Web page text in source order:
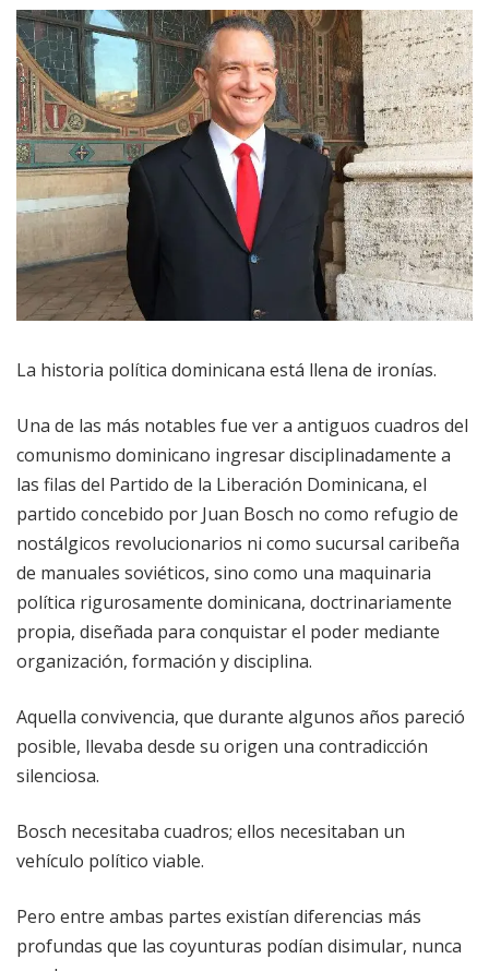
La historia política dominicana está llena de ironías.
Una de las más notables fue ver a antiguos cuadros del
comunismo dominicano ingresar disciplinadamente a
las filas del Partido de la Liberación Dominicana, el
partido concebido por Juan Bosch no como refugio de
nostálgicos revolucionarios ni como sucursal caribeña
de manuales soviéticos, sino como una maquinaria
política rigurosamente dominicana, doctrinariamente
propia, diseñada para conquistar el poder mediante
organización, formación y disciplina.
Aquella convivencia, que durante algunos años pareció
posible, llevaba desde su origen una contradicción
silenciosa.
Bosch necesitaba cuadros; ellos necesitaban un
vehículo político viable.
Pero entre ambas partes existían diferencias más
profundas que las coyunturas podían disimular, nunca